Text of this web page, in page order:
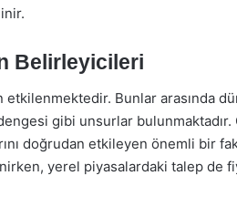
Belirleyicileri
etkilenmektedir. Bunlar arasında
gibi unsurlar
doğrudan etkileyen önemli bir
yerel piyasalardaki talep de